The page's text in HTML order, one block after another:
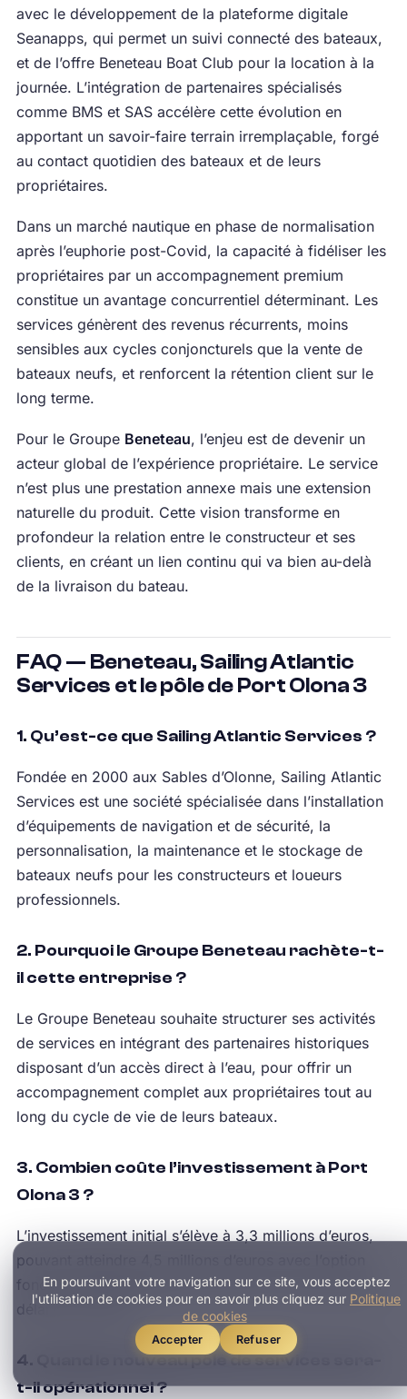
En poursuivant votre navigation sur ce site, vous acceptez
l'utilisation de cookies pour en savoir plus cliquez sur Politique
de cookies
Accepter Refuser
avec le développement de la plateforme digitale
Seanapps, qui permet un suivi connecté des bateaux,
et de l’offre Beneteau Boat Club pour la location à la
journée. L’intégration de partenaires spécialisés
comme BMS et SAS accélère cette évolution en
apportant un savoir-faire terrain irremplaçable, forgé
au contact quotidien des bateaux et de leurs
propriétaires.
Dans un marché nautique en phase de normalisation
après l’euphorie post-Covid, la capacité à fidéliser les
propriétaires par un accompagnement premium
constitue un avantage concurrentiel déterminant. Les
services génèrent des revenus récurrents, moins
sensibles aux cycles conjoncturels que la vente de
bateaux neufs, et renforcent la rétention client sur le
long terme.
Pour le Groupe Beneteau, l’enjeu est de devenir un
acteur global de l’expérience propriétaire. Le service
n’est plus une prestation annexe mais une extension
naturelle du produit. Cette vision transforme en
profondeur la relation entre le constructeur et ses
clients, en créant un lien continu qui va bien au-delà
de la livraison du bateau.
FAQ — Beneteau, Sailing Atlantic
Services et le pôle de Port Olona 3
1. Qu’est-ce que Sailing Atlantic Services ?
Fondée en 2000 aux Sables d’Olonne, Sailing Atlantic
Services est une société spécialisée dans l’installation
d’équipements de navigation et de sécurité, la
personnalisation, la maintenance et le stockage de
bateaux neufs pour les constructeurs et loueurs
professionnels.
2. Pourquoi le Groupe Beneteau rachète-t-
il cette entreprise ?
Le Groupe Beneteau souhaite structurer ses activités
de services en intégrant des partenaires historiques
disposant d’un accès direct à l’eau, pour offrir un
accompagnement complet aux propriétaires tout au
long du cycle de vie de leurs bateaux.
3. Combien coûte l’investissement à Port
Olona 3 ?
L’investissement initial s’élève à 3,3 millions d’euros,
pouvant atteindre 4,5 millions d’euros avec l’option
foncière supplémentaire de 5 000 m² à lever dans un
délai de cinq ans.
4. Quand le nouveau pôle de services sera-
t-il opérationnel ?